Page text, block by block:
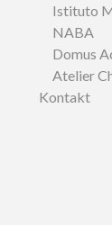
Istituto
NABA
Domus
Atelier
Kontakt